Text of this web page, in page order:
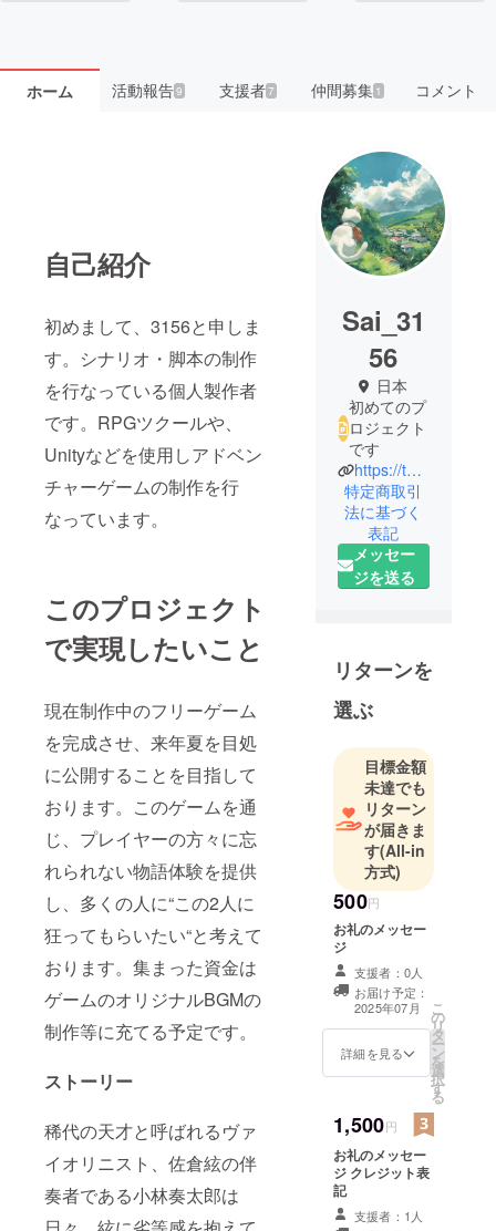
ホーム 活動報告9 支援者7 仲間募集 1 コメント
自己紹介
初めまして、3156と申しま
す。シナリオ・脚本の制作
を行なっている個人製作者
です。RPGツクールや、
Unityなどを使用しアドベン
チャーゲームの制作を行
なっています。
このプロジェクト
で実現したいこと
現在制作中のフリーゲーム
を完成させ、来年夏を目処
に公開することを目指して
おります。このゲームを通
じ、プレイヤーの方々に忘
れられない物語体験を提供
し、多くの人に“この2人に
狂ってもらいたい“と考えて
おります。集まった資金は
ゲームのオリジナルBGMの
制作等に充てる予定です。
ストーリー
稀代の天才と呼ばれるヴァ
イオリニスト、佐倉絃の伴
奏者である小林奏太郎は
Sai_31
56
日本
初めてのプ
ロジェクト
です
https://twitter.com/sai_31_56
特定商取引
法に基づく
表記
メッセー
ジを送る
リターンを
選ぶ
目標金額
未達でも
リターン
が届きま
す(All-in
方式)
500円
お礼のメッセー
ジ
支援者：0人
お届け予定：
2025年07月
詳細を見る
こ
の
リ
タ
ー
ン
を
選
択
す
る
1,500円
お礼のメッセー
ジ クレジット表
記
支援者：1人